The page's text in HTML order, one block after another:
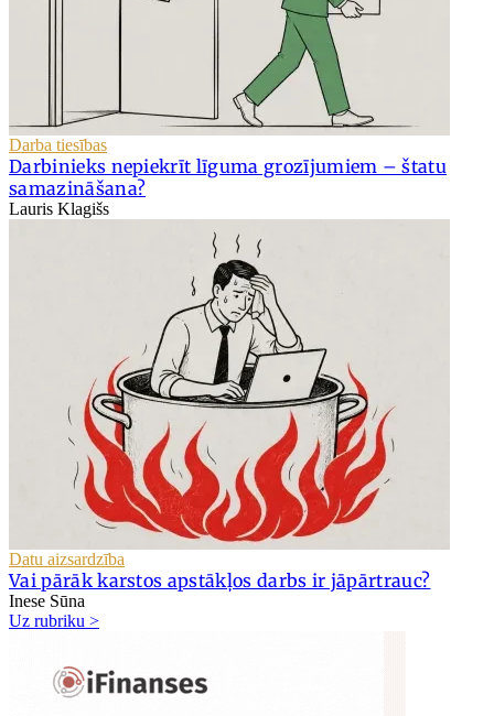
Darba tiesības
Darbinieks nepiekrīt līguma grozījumiem – štatu
samazināšana?
Lauris Klagišs
Datu aizsardzība
Vai pārāk karstos apstākļos darbs ir jāpārtrauc?
Inese Sūna
Uz rubriku >